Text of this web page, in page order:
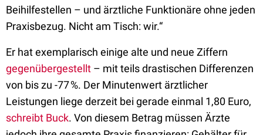
Beihilfestellen – und ärztliche Funktionäre ohne jeden
Praxisbezug. Nicht am Tisch: wir.“
Er hat exemplarisch einige alte und neue Ziffern
gegenübergestellt – mit teils drastischen Differenzen
von bis zu -77 %. Der Minutenwert ärztlicher
Leistungen liege derzeit bei gerade einmal 1,80 Euro,
schreibt Buck. Von diesem Betrag müssen Ärzte